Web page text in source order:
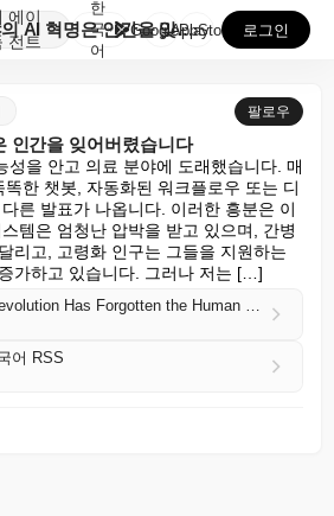
에이
전트
의료 분야의 AI 혁명은 인간을 잊어버렸습니다
한
국
어
GooglePlay
AppStore 로그인
팔로우
인간을 잊어버렸습니다
성을 안고 의료 분야에 도래했습니다. 매
한 챗봇, 자동화된 워크플로우 또는 디
른 발표가 나옵니다. 이러한 흥분은 이
템은 엄청난 압박을 받고 있으며, 간병
리고, 고령화 인구는 그들을 지원하는
가하고 있습니다. 그러나 저는 […]
Healthcare’s AI Revolution Has Forgotten the Human Being
어 RSS